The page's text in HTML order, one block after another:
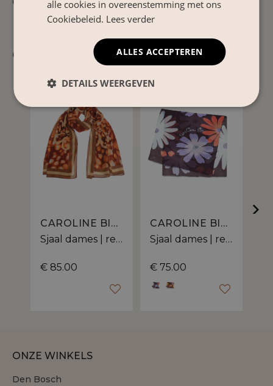
Gerelateerde producten
CAROLINE BISS
Sjaal dames | rechthoekig dessin
€ 85.00
CAROLINE BISS
Sjaal dames | rechthoekig bloemendessin
€ 75.00
ONZE WINKELS
Den Bosch
alle cookies in overeenstemming met ons
Cookiebeleid. Lees verder
ALLES ACCEPTEREN
DETAILS WEERGEVEN